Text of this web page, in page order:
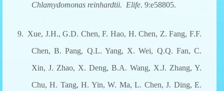
Chlamydomonas reinhardtii. Elife. 9:e58805.
9. Xue, J.H., G.D. Chen, F. Hao, H. Chen, Z. Fang, F.F.
Chen, B. Pang, Q.L. Yang, X. Wei, Q.Q. Fan, C.
Xin, J. Zhao, X. Deng, B.A. Wang, X.J. Zhang, Y.
Chu, H. Tang, H. Yin, W. Ma, L. Chen, J. Ding, E.